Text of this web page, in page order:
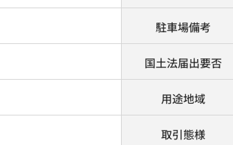
駐車場備考
国土法届出要否
用途地域
取引態様